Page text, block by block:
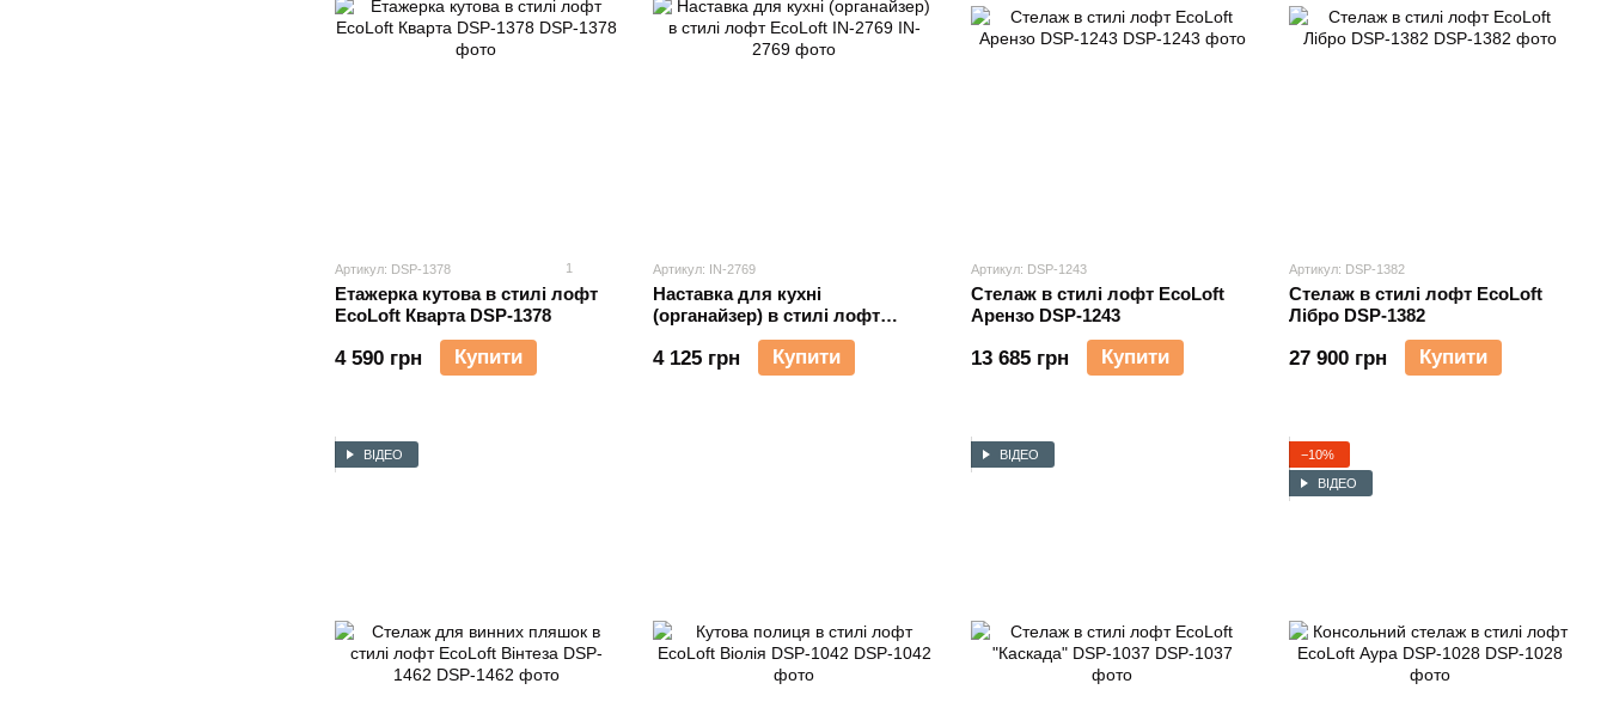
Артикул: DSP-1378 1
Етажерка кутова в стилі лофт
EcoLoft Кварта DSP-1378
4 590 грн Купити
Артикул: IN-2769
Наставка для кухні
(органайзер) в стилі лофт
EcoLoft IN-2769
4 125 грн Купити
Артикул: DSP-1243
Стелаж в стилі лофт EcoLoft
Арензо DSP-1243
13 685 грн Купити
Артикул: DSP-1382
Стелаж в стилі лофт EcoLoft
Лібро DSP-1382
27 900 грн Купити
ВІДЕО ВІДЕО
−10%
ВІДЕО